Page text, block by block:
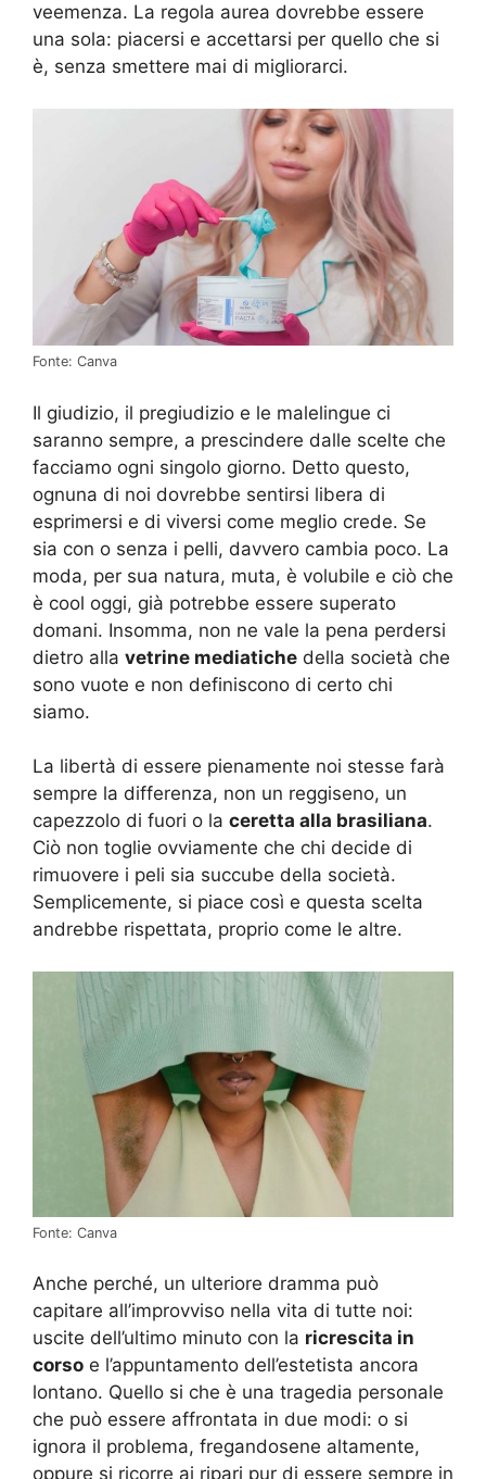
veemenza. La regola aurea dovrebbe essere
una sola: piacersi e accettarsi per quello che si
è, senza smettere mai di migliorarci.
Fonte: Canva
Il giudizio, il pregiudizio e le malelingue ci
saranno sempre, a prescindere dalle scelte che
facciamo ogni singolo giorno. Detto questo,
ognuna di noi dovrebbe sentirsi libera di
esprimersi e di viversi come meglio crede. Se
sia con o senza i pelli, davvero cambia poco. La
moda, per sua natura, muta, è volubile e ciò che
è cool oggi, già potrebbe essere superato
domani. Insomma, non ne vale la pena perdersi
dietro alla vetrine mediatiche della società che
sono vuote e non definiscono di certo chi
siamo.
La libertà di essere pienamente noi stesse farà
sempre la differenza, non un reggiseno, un
capezzolo di fuori o la ceretta alla brasiliana.
Ciò non toglie ovviamente che chi decide di
rimuovere i peli sia succube della società.
Semplicemente, si piace così e questa scelta
andrebbe rispettata, proprio come le altre.
Fonte: Canva
Anche perché, un ulteriore dramma può
capitare all’improvviso nella vita di tutte noi:
uscite dell’ultimo minuto con la ricrescita in
corso e l’appuntamento dell’estetista ancora
lontano. Quello si che è una tragedia personale
che può essere affrontata in due modi: o si
ignora il problema, fregandosene altamente,
oppure si ricorre ai ripari pur di essere sempre in